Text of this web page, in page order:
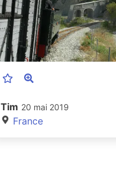
Tim 20 mai 2019
France